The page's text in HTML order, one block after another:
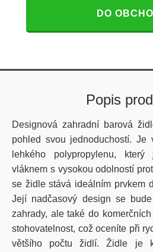
DO
Popis
Designová zahradní barová
pohled svou jednoduchostí. Je
lehkého polypropylenu,
vláknem s vysokou odolností
se židle stává ideálním prvkem
Její nadčasový design se
zahrady, ale také do
stohovatelnost, což oceníte při
většího počtu židlí. Židle je